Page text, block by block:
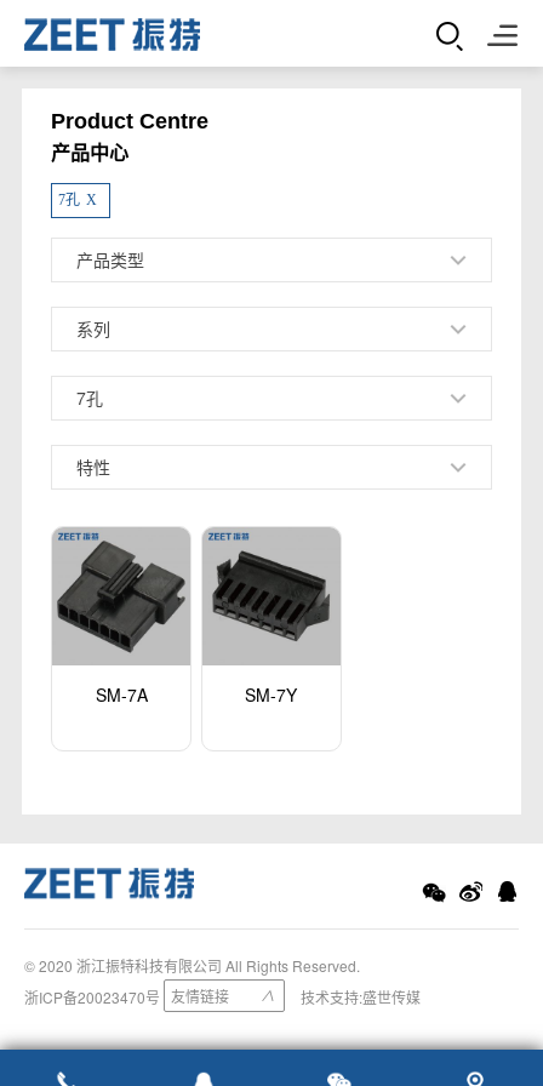
Product Centre
产品中心
7孔 X
产品类型
系列
7孔
特性
SM-7A SM-7Y
© 2020 浙江振特科技有限公司 All Rights Reserved.
浙ICP备20023470号
友情链接 ∨ 技术支持:盛世传媒